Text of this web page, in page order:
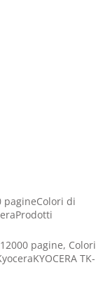
pagineColori di
pagine, Colori
TK-